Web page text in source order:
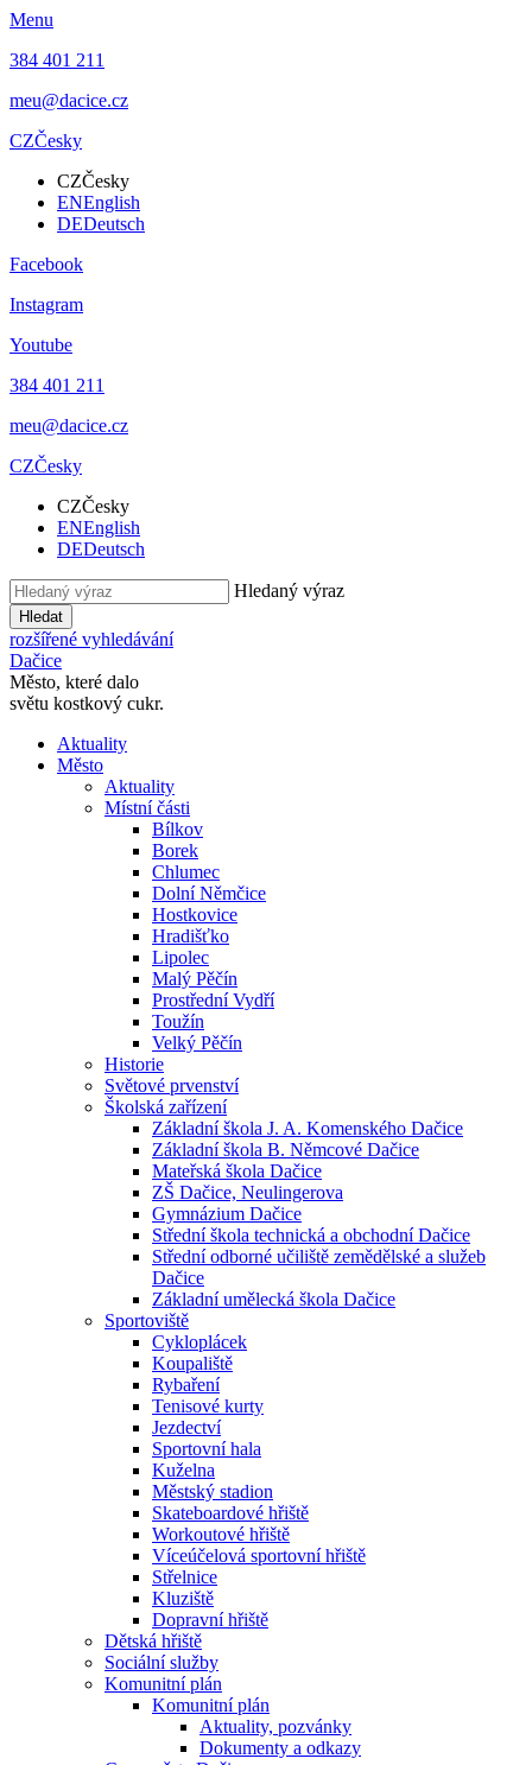
Menu
384 401 211
meu@dacice.cz
CZČesky
CZČesky
ENEnglish
DEDeutsch
Facebook
Instagram
Youtube
384 401 211
meu@dacice.cz
CZČesky
CZČesky
ENEnglish
DEDeutsch
Hledaný výraz
Hledat
rozšířené vyhledávání
Dačice
Město, které dalo
světu kostkový cukr.
Aktuality
Město
Aktuality
Místní části
Bílkov
Borek
Chlumec
Dolní Němčice
Hostkovice
Hradišťko
Lipolec
Malý Pěčín
Prostřední Vydří
Toužín
Velký Pěčín
Historie
Světové prvenství
Školská zařízení
Základní škola J. A. Komenského Dačice
Základní škola B. Němcové Dačice
Mateřská škola Dačice
ZŠ Dačice, Neulingerova
Gymnázium Dačice
Střední škola technická a obchodní Dačice
Střední odborné učiliště zemědělské a služeb
Dačice
Základní umělecká škola Dačice
Sportoviště
Cykloplácek
Koupaliště
Rybaření
Tenisové kurty
Jezdectví
Sportovní hala
Kuželna
Městský stadion
Skateboardové hřiště
Workoutové hřiště
Víceúčelová sportovní hřiště
Střelnice
Kluziště
Dopravní hřiště
Dětská hřiště
Sociální služby
Komunitní plán
Komunitní plán
Aktuality, pozvánky
Dokumenty a odkazy